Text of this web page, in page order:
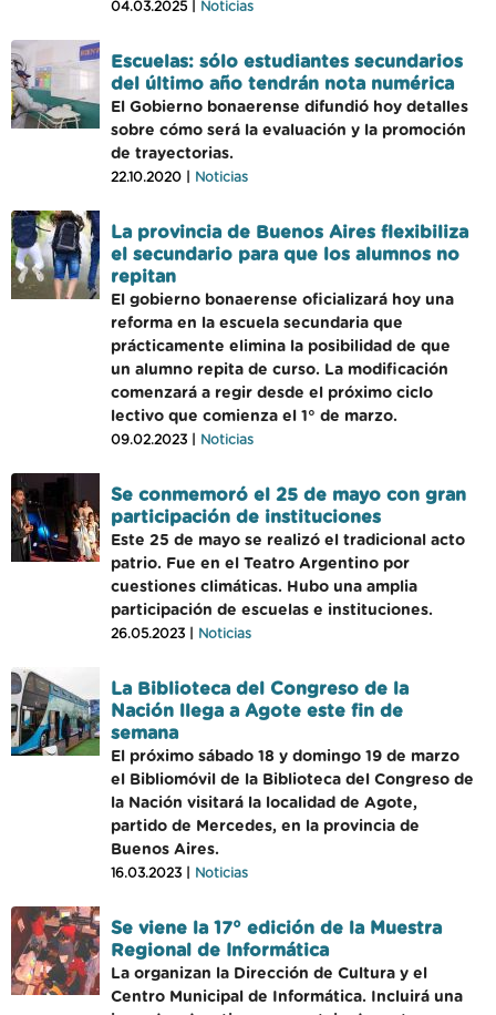
04.03.2025 | Noticias
Escuelas: sólo estudiantes secundarios
del último año tendrán nota numérica
El Gobierno bonaerense difundió hoy detalles
sobre cómo será la evaluación y la promoción
de trayectorias.
22.10.2020 | Noticias
La provincia de Buenos Aires flexibiliza
el secundario para que los alumnos no
repitan
El gobierno bonaerense oficializará hoy una
reforma en la escuela secundaria que
prácticamente elimina la posibilidad de que
un alumno repita de curso. La modificación
comenzará a regir desde el próximo ciclo
lectivo que comienza el 1° de marzo.
09.02.2023 | Noticias
Se conmemoró el 25 de mayo con gran
participación de instituciones
Este 25 de mayo se realizó el tradicional acto
patrio. Fue en el Teatro Argentino por
cuestiones climáticas. Hubo una amplia
participación de escuelas e instituciones.
26.05.2023 | Noticias
La Biblioteca del Congreso de la
Nación llega a Agote este fin de
semana
El próximo sábado 18 y domingo 19 de marzo
el Bibliomóvil de la Biblioteca del Congreso de
la Nación visitará la localidad de Agote,
partido de Mercedes, en la provincia de
Buenos Aires.
16.03.2023 | Noticias
Se viene la 17° edición de la Muestra
Regional de Informática
La organizan la Dirección de Cultura y el
Centro Municipal de Informática. Incluirá una